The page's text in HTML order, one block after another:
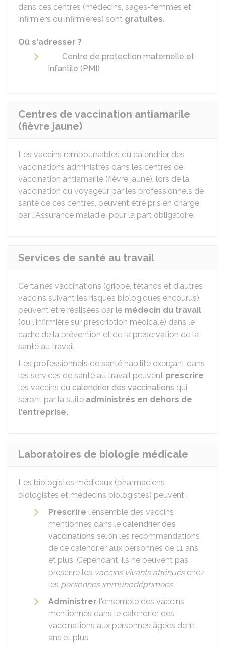
dans ces centres (médecins, sages-femmes et
infirmiers ou infirmières) sont gratuites.
Où s'adresser ?
Centre de protection maternelle et
infantile (PMI)
Centres de vaccination antiamarile
(fièvre jaune)
Les vaccins remboursables du calendrier des
vaccinations administrés dans les centres de
vaccination antiamarile (fièvre jaune), lors de la
vaccination du voyageur par les professionnels de
santé de ces centres, peuvent être pris en charge
par l'Assurance maladie, pour la part obligatoire.
Services de santé au travail
Certaines vaccinations (grippe, tétanos et d'autres
vaccins suivant les risques biologiques encourus)
peuvent être réalisées par le médecin du travail
(ou l'infirmière sur prescription médicale) dans le
cadre de la prévention et de la préservation de la
santé au travail.
Les professionnels de santé habilité exerçant dans
les services de santé au travail peuvent prescrire
les vaccins du calendrier des vaccinations qui
seront par la suite administrés en dehors de
l'entreprise.
Laboratoires de biologie médicale
Les biologistes médicaux (pharmaciens
biologistes et médecins biologistes) peuvent :
Prescrire l'ensemble des vaccins
mentionnés dans le calendrier des
vaccinations selon les recommandations
de ce calendrier aux personnes de 11 ans
et plus. Cependant, ils ne peuvent pas
prescrire les vaccins vivants atténuéschez
les personnes immunodéprimées
Administrer l'ensemble des vaccins
mentionnés dans le calendrier des
vaccinations aux personnes âgées de 11
ans et plus